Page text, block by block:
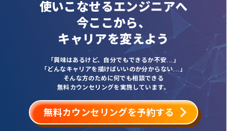
使いこなせるエンジニアへ
今ここから、
キャリアを変えよう
「興味はあるけど、自分でもできるか不安...」
「どんなキャリアを描けばいいのか分からない...」
そんな方のために何でも相談できる
無料カウンセリングを実施しています。
無料カウンセリングを予約する